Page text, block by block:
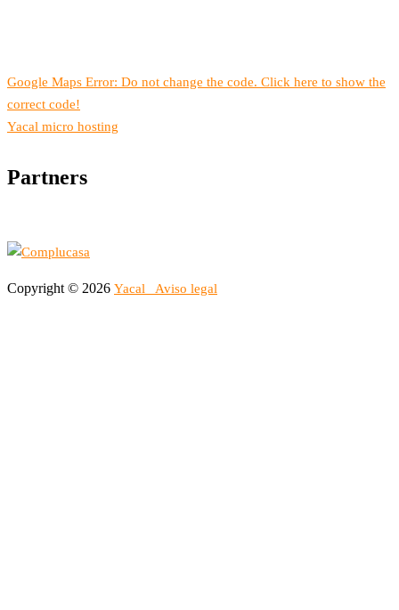
Google Maps Error: Do not change the code. Click here to show the
correct code!
Yacal micro hosting
Partners
Copyright © 2026 Yacal Aviso legal